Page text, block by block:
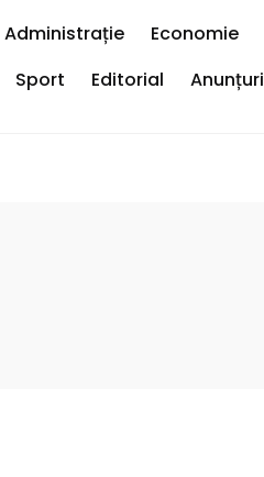
Administrație Economie
Sport Editorial Anunțuri